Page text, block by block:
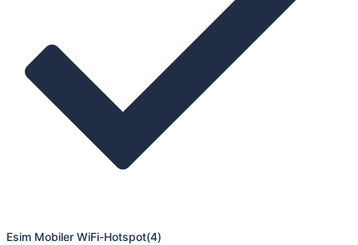
Esim Mobiler WiFi-Hotspot(4)